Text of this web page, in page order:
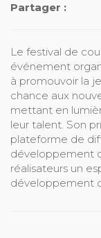
Partager :
Le festival de
événement
à promouvoir la
chance aux
mettant en
leur talent. Son
plateforme de
développement
réalisateurs un
développement